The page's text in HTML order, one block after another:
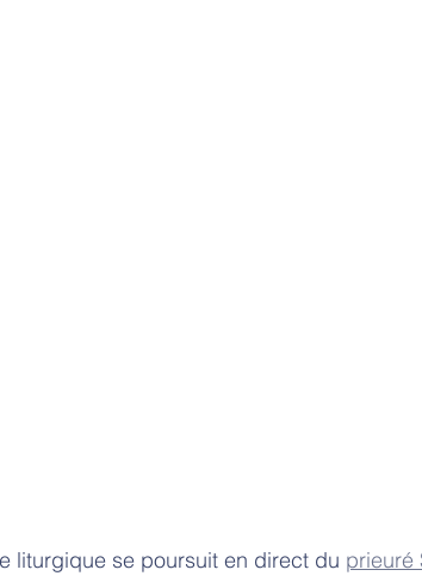
liturgique se poursuit en direct du prieuré